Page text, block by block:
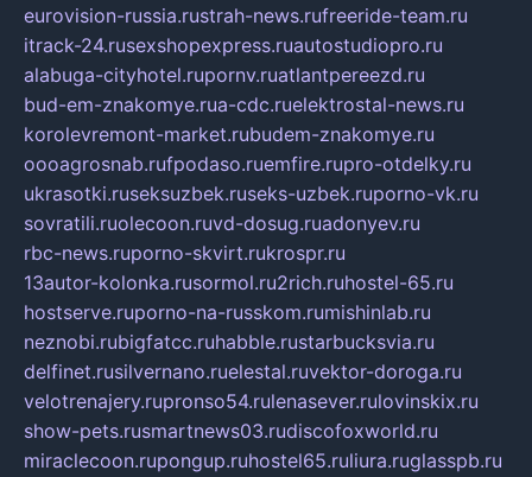
eurovision-russia.rustrah-news.rufreeride-team.ru
itrack-24.rusexshopexpress.ruautostudiopro.ru
alabuga-cityhotel.rupornv.ruatlantpereezd.ru
bud-em-znakomye.rua-cdc.ruelektrostal-news.ru
korolevremont-market.rubudem-znakomye.ru
oooagrosnab.rufpodaso.ruemfire.rupro-otdelky.ru
ukrasotki.ruseksuzbek.ruseks-uzbek.ruporno-vk.ru
sovratili.ruolecoon.ruvd-dosug.ruadonyev.ru
rbc-news.ruporno-skvirt.rukrospr.ru
13autor-kolonka.rusormol.ru2rich.ruhostel-65.ru
hostserve.ruporno-na-russkom.rumishinlab.ru
neznobi.rubigfatcc.ruhabble.rustarbucksvia.ru
delfinet.rusilvernano.ruelestal.ruvektor-doroga.ru
velotrenajery.rupronso54.rulenasever.rulovinskix.ru
show-pets.rusmartnews03.rudiscofoxworld.ru
miraclecoon.rupongup.ruhostel65.ruliura.ruglasspb.ru